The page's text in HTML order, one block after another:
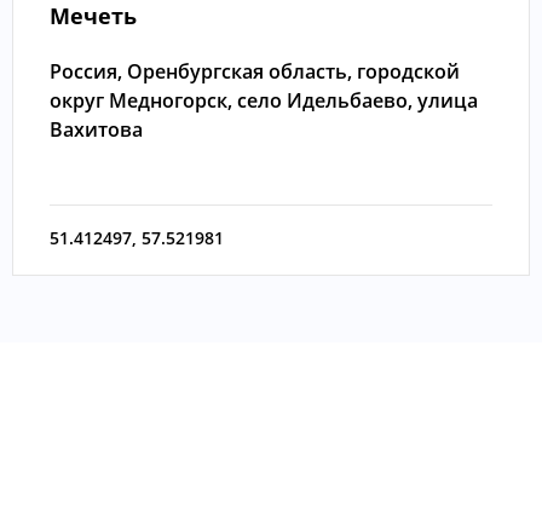
Мечеть
Россия, Оренбургская область, городской
округ Медногорск, село Идельбаево, улица
Вахитова
51.412497, 57.521981